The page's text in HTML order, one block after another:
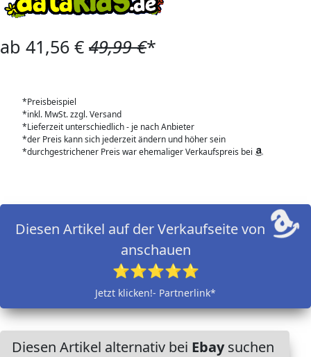
ab 41,56 € 49,99 €*
*Preisbeispiel
*inkl. MwSt. zzgl. Versand
*Lieferzeit unterschiedlich - je nach Anbieter
*der Preis kann sich jederzeit ändern und höher sein
*durchgestrichener Preis war ehemaliger Verkaufspreis bei
Diesen Artikel auf der Verkaufseite von
anschauen
⭐⭐⭐⭐⭐
Jetzt klicken!- Partnerlink*
Diesen Artikel alternativ bei Ebaysuchen